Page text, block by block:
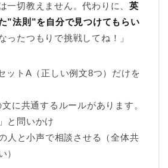
一切教えません。代わりに、 英
”法則”を自分で見つけてもらい
ったつもりで挑戦してね！」
ットA（正しい例文8つ）だけを
に共通するルールがあります。
と問いかけ
人と小声で相談させる（全体共
）